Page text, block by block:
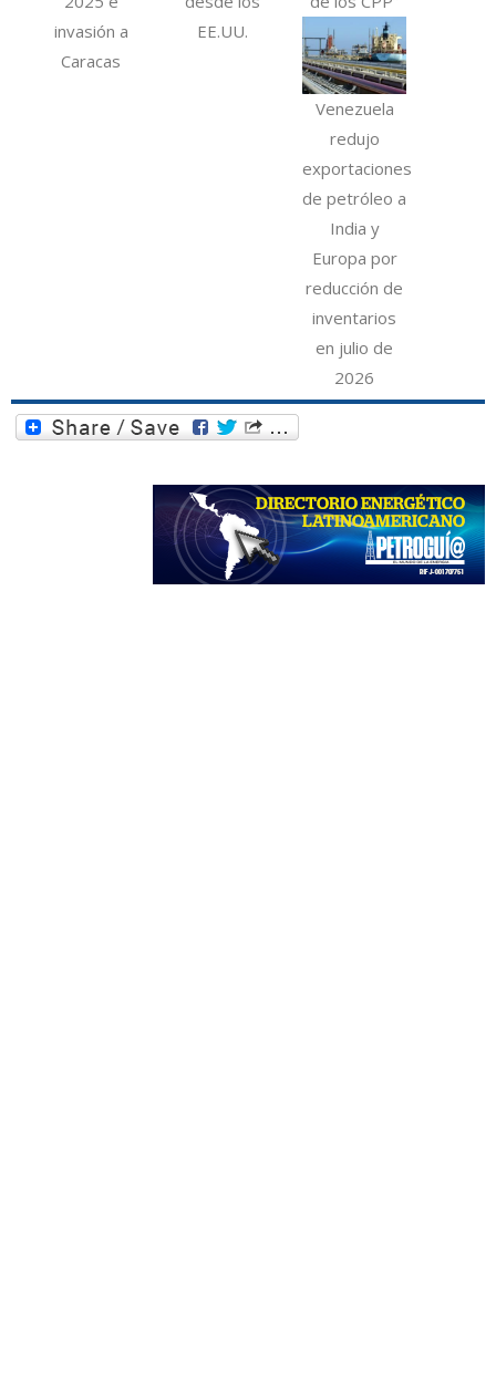
invasión a
Caracas
EE.UU.
Venezuela
redujo
exportaciones
de petróleo a
India y
Europa por
reducción de
inventarios
en julio de
2026